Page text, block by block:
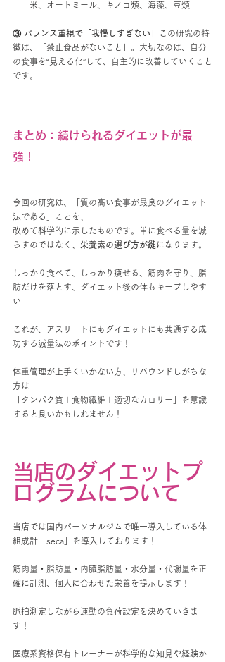
米、オートミール、キノコ類、海藻、豆類
③ バランス重視で「我慢しすぎない」
この研究の特
徴は、「禁止食品がないこと」。大切なのは、自分
の食事を“見える化”して、自主的に改善していくこと
です。
まとめ：続けられるダイエットが最
強！
今回の研究は、「質の高い食事が最良のダイエット
法である」ことを、
改めて科学的に示したものです。単に食べる量を減
らすのではなく、 栄養素の選び方が鍵になります。
しっかり食べて、しっかり痩せる、筋肉を守り、脂
肪だけを落とす、ダイエット後の体もキープしやす
い
これが、アスリートにもダイエットにも共通する成
功する減量法のポイントです！
体重管理が上手くいかない方、リバウンドしがちな
方は
「タンパク質＋食物繊維＋適切なカロリー」を意識
すると良いかもしれません！
当店のダイエットプ
ログラムについて
当店では国内パーソナルジムで唯一導入している体
組成計「seca」を導入しております！
筋肉量・脂肪量・内臓脂肪量・水分量・代謝量を正
確に計測、個人に合わせた栄養を提示します！
脈拍測定しながら運動の負荷設定を決めていきま
す！
医療系資格保有トレーナーが科学的な知見や経験か